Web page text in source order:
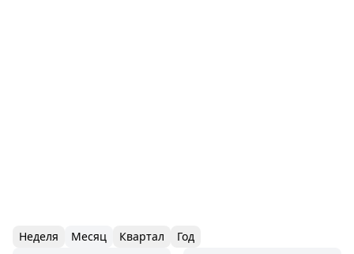
Неделя Месяц Квартал Год